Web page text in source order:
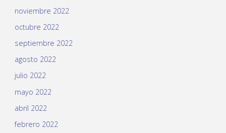
noviembre 2022
octubre 2022
septiembre 2022
agosto 2022
julio 2022
mayo 2022
abril 2022
febrero 2022